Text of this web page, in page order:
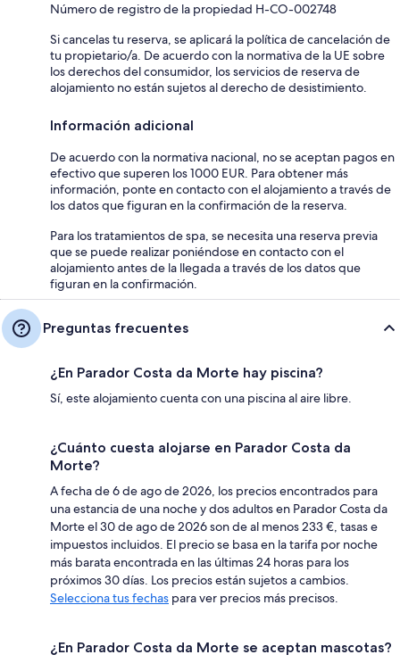
Número de registro de la propiedad H-CO-002748
Si cancelas tu reserva, se aplicará la política de cancelación de
tu propietario/a. De acuerdo con la normativa de la UE sobre
los derechos del consumidor, los servicios de reserva de
alojamiento no están sujetos al derecho de desistimiento.
Información adicional
De acuerdo con la normativa nacional, no se aceptan pagos en
efectivo que superen los 1000 EUR. Para obtener más
información, ponte en contacto con el alojamiento a través de
los datos que figuran en la confirmación de la reserva.
Para los tratamientos de spa, se necesita una reserva previa
que se puede realizar poniéndose en contacto con el
alojamiento antes de la llegada a través de los datos que
figuran en la confirmación.
Preguntas frecuentes
¿En Parador Costa da Morte hay piscina?
Sí, este alojamiento cuenta con una piscina al aire libre.
¿Cuánto cuesta alojarse en Parador Costa da
Morte?
A fecha de 6 de ago de 2026, los precios encontrados para
una estancia de una noche y dos adultos en Parador Costa da
Morte el 30 de ago de 2026 son de al menos 233 €, tasas e
impuestos incluidos. El precio se basa en la tarifa por noche
más barata encontrada en las últimas 24 horas para los
próximos 30 días. Los precios están sujetos a cambios.
Selecciona tus fechas para ver precios más precisos.
¿En Parador Costa da Morte se aceptan mascotas?